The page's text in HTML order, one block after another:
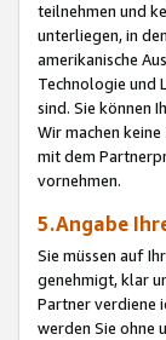
teilnehmen und
unterliegen, in
amerikanische
Technologie und
sind. Sie können
Wir machen
mit dem
vornehmen.
5.Angabe
Sie müssen auf
genehmigt, klar
Partner verdiene
werden Sie ohne